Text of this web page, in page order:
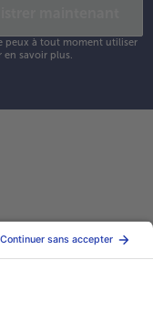
peux à tout moment utiliser
savoir plus.
en ligne